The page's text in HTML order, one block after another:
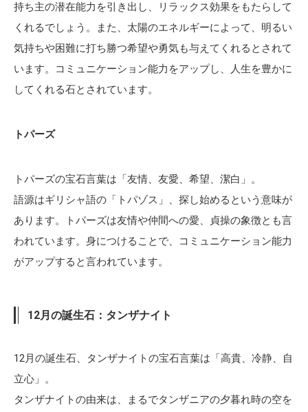
持ち主の潜在能力を引き出し、リラックス効果をもたらして
くれるでしょう。また、太陽のエネルギーによって、明るい
気持ちや困難に打ち勝つ希望や勇気も与えてくれるとされて
います。コミュニケーション能力をアップし、人生を豊かに
してくれる石とされています。
トパーズ
トパーズの宝石言葉は「友情、友愛、希望、潔白」。
語源はギリシャ語の「トパゾス」、探し始めるという意味が
あります。トパーズは友情や仲間への愛、貞操の象徴とも言
われています。身につけることで、コミュニケーション能力
がアップすると言われています。
12月の誕生石：タンザナイト
12月の誕生石、タンザナイトの宝石言葉は「高貴、冷静、自
立心」。
タンザナイトの由来は、まるでタンザニアの夕暮れ時の空を